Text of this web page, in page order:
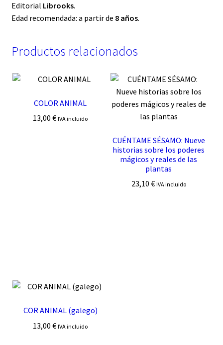
Editorial Librooks.
Edad recomendada: a partir de 8 años.
Productos relacionados
COLOR ANIMAL
13,00€ IVA incluido
CUÉNTAME SÉSAMO: Nueve
historias sobre los poderes
mágicos y reales de las
plantas
23,10 € IVA incluido
COR ANIMAL (galego)
13,00€ IVA incluido